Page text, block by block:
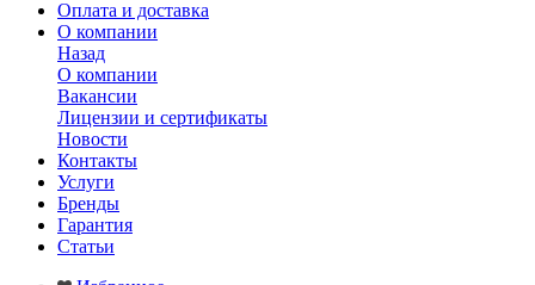
Оплата и доставка
О компании
Назад
О компании
Вакансии
Лицензии и сертификаты
Новости
Контакты
Услуги
Бренды
Гарантия
Статьи